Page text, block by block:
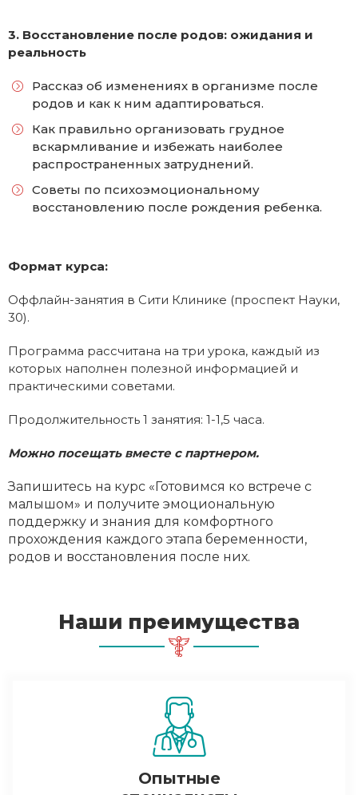
3. Восстановление после родов: ожидания и
реальность
Рассказ об изменениях в организме после
родов и как к ним адаптироваться.
Как правильно организовать грудное
вскармливание и избежать наиболее
распространенных затруднений.
Советы по психоэмоциональному
восстановлению после рождения ребенка.
Формат курса:
Оффлайн-занятия в Сити Клинике (проспект Науки,
30).
Программа рассчитана на три урока, каждый из
которых наполнен полезной информацией и
практическими советами.
Продолжительность 1 занятия: 1-1,5 часа.
Можно посещать вместе с партнером.
Запишитесь на курс «Готовимся ко встрече с
малышом» и получите эмоциональную
поддержку и знания для комфортного
прохождения каждого этапа беременности,
родов и восстановления после них.
Наши преимущества
Опытные